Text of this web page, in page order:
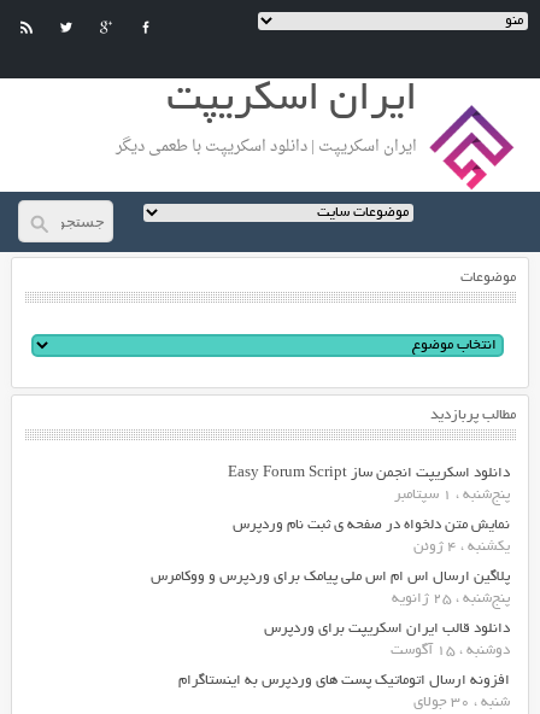
ایران اسکریپت
ایران اسکریپت | دانلود اسکریپت با طعمی دیگر
موضوعات
مطالب پربازدید
دانلود اسکریپت انجمن ساز Easy Forum Script
پنج‌شنبه ، 1 سپتامبر
نمایش متن دلخواه در صفحه ی ثبت نام وردپرس
یکشنبه ، 4 ژوئن
پلاگین ارسال اس ام اس ملی پیامک برای وردپرس و ووکامرس
پنج‌شنبه ، 25 ژانویه
دانلود قالب ایران اسکریپت برای وردپرس
دوشنبه ، 15 آگوست
افزونه ارسال اتوماتیک پست های وردپرس به اینستاگرام
شنبه ، 30 جولای